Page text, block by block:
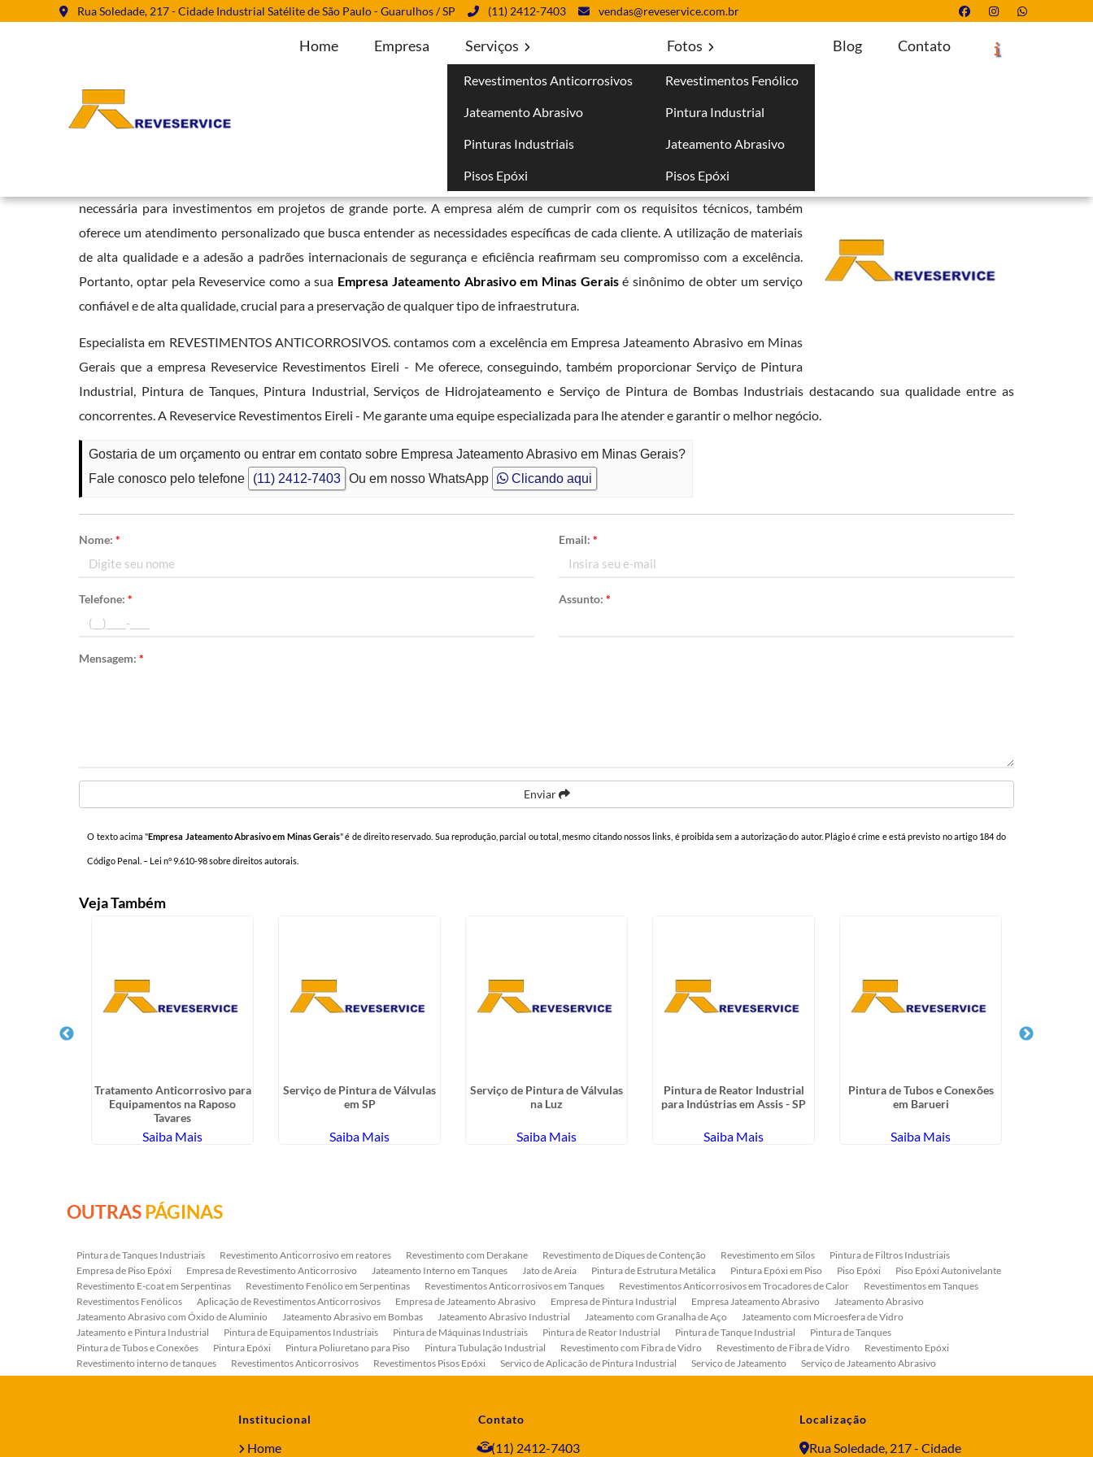
Rua Soledade, 217 - Cidade Industrial Satélite de São Paulo - Guarulhos / SP (11) 2412-7403 vendas@reveservice.com.br
Home Empresa Serviços
Revestimentos Anticorrosivos
Jateamento Abrasivo
Pinturas Industriais
Pisos Epóxi
Fotos
Revestimentos Fenólico
Pintura Industrial
Jateamento Abrasivo
Pisos Epóxi
Blog Contato
Empresa Jateamento Abrasivo em Minas Gerais Solicite um Orçamento
A reputação da Reveservice em serviços de revestimentos anticorrosivos e pintura industrial garante a seus clientes a confiança
necessária para investimentos em projetos de grande porte. A empresa além de cumprir com os requisitos técnicos, também
oferece um atendimento personalizado que busca entender as necessidades específicas de cada cliente. A utilização de materiais
de alta qualidade e a adesão a padrões internacionais de segurança e eficiência reafirmam seu compromisso com a excelência.
Portanto, optar pela Reveservice como a sua Empresa Jateamento Abrasivo em Minas Geraisé sinônimo de obter um serviço
confiável e de alta qualidade, crucial para a preservação de qualquer tipo de infraestrutura.
Especialista em REVESTIMENTOS ANTICORROSIVOS. contamos com a excelência em Empresa Jateamento Abrasivo em Minas
Gerais que a empresa Reveservice Revestimentos Eireli - Me oferece, conseguindo, também proporcionar Serviço de Pintura
Industrial, Pintura de Tanques, Pintura Industrial, Serviços de Hidrojateamento e Serviço de Pintura de Bombas Industriais destacando sua qualidade entre as
concorrentes. A Reveservice Revestimentos Eireli - Me garante uma equipe especializada para lhe atender e garantir o melhor negócio.
Gostaria de um orçamento ou entrar em contato sobre Empresa Jateamento Abrasivo em Minas Gerais?
Fale conosco pelo telefone
(11) 2412-7403 Ou em nosso WhatsApp Clicando aqui
Nome:* Email: *
Telefone:* Assunto: *
Mensagem:*
Enviar
O texto acima "Empresa Jateamento Abrasivo em Minas Gerais" é de direito reservado. Sua reprodução, parcial ou total, mesmo citando nossos links, é proibida sem a autorização do autor. Plágio é crime e está previsto no artigo 184 do
Código Penal. – Lei n° 9.610-98 sobre direitos autorais
Veja Também
Tratamento Anticorrosivo para
Equipamentos na Raposo
Tavares
Saiba Mais
Serviço de Pintura de Válvulas
em SP
Saiba Mais
Serviço de Pintura de Válvulas
na Luz
Saiba Mais
Pintura de Reator Industrial
para Indústrias em Assis - SP
Saiba Mais
Pintura de Tubos e Conexões
em Barueri
Saiba Mais
OUTRASPÁGINAS
Pintura de Tanques Industriais Revestimento Anticorrosivo em reatores Revestimento com Derakane Revestimento de Diques de Contenção Revestimento em Silos
Pintura de Filtros Industriais
Empresa de Piso Epóxi
Empresa de Revestimento Anticorrosivo Jateamento Interno em Tanques Jato de Areia Pintura de Estrutura Metálica Pintura Epóxi em Piso Piso Epóxi
Piso Epóxi Autonivelante
Revestimento E-coat em Serpentinas
Revestimento Fenólico em Serpentinas Revestimentos Anticorrosivos em Tanques Revestimentos Anticorrosivos em Trocadores de Calor
Revestimentos em Tanques
Revestimentos Fenólicos
Aplicação de Revestimentos Anticorrosivos Empresa de Jateamento Abrasivo Empresa de Pintura Industrial Empresa Jateamento Abrasivo
Jateamento Abrasivo
Jateamento Abrasivo com Óxido de Aluminio
Jateamento Abrasivo em Bombas Jateamento Abrasivo Industrial Jateamento com Granalha de Aço
Jateamento com Microesfera de Vidro
Jateamento e Pintura Industrial
Pintura de Equipamentos Industriais Pintura de Máquinas Industriais Pintura de Reator Industrial Pintura de Tanque Industrial
Pintura de Tanques
Pintura de Tubos e Conexões
Pintura Epóxi Pintura Poliuretano para Piso Pintura Tubulação Industrial Revestimento com Fibra de Vidro Revestimento de Fibra de Vidro
Revestimento Epóxi
Revestimento interno de tanques
Revestimentos Anticorrosivos Revestimentos Pisos Epóxi Serviço de Aplicação de Pintura Industrial Serviço de Jateamento
Serviço de Jateamento Abrasivo
Serviço de Jateamento e Pintura
Serviço de Jateamento em Bombas Serviço de Pintura de Bombas Industriais Serviço de Pintura de Tanque Industrial
Serviço de Pintura de Válvulas
Institucional
Home
Contato
(11) 2412-7403
Localização
Rua Soledade, 217 - Cidade